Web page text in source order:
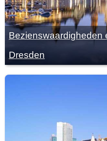
Bezienswaardigheden
Dresden